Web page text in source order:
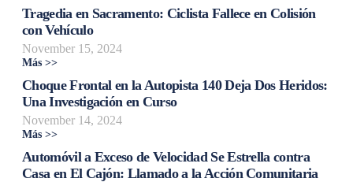
Tragedia en Sacramento: Ciclista Fallece en Colisión
con Vehículo
November 15, 2024
Más >>
Choque Frontal en la Autopista 140 Deja Dos Heridos:
Una Investigación en Curso
November 14, 2024
Más >>
Automóvil a Exceso de Velocidad Se Estrella contra
Casa en El Cajón: Llamado a la Acción Comunitaria